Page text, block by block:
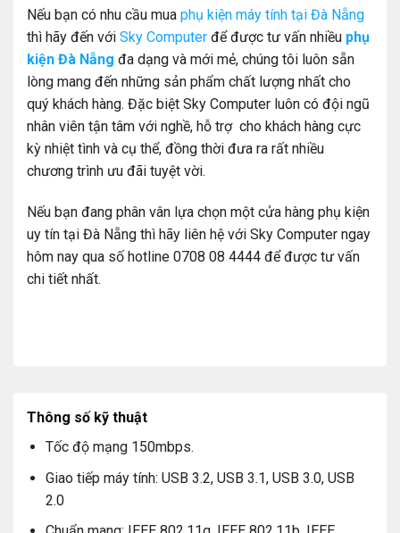
Nếu bạn có nhu cầu mua phụ kiện máy tính tại Đà Nẵng
thì hãy đến với Sky Computer để được tư vấn nhiều phụ
kiện Đà Nẵng đa dạng và mới mẻ, chúng tôi luôn sẵn
lòng mang đến những sản phẩm chất lượng nhất cho
quý khách hàng. Đặc biệt Sky Computer luôn có đội ngũ
nhân viên tận tâm với nghề, hỗ trợ cho khách hàng cực
kỳ nhiệt tình và cụ thể, đồng thời đưa ra rất nhiều
chương trình ưu đãi tuyệt vời.
Nếu bạn đang phân vân lựa chọn một cửa hàng phụ kiện
uy tín tại Đà Nẵng thì hãy liên hệ với Sky Computer ngay
hôm nay qua số hotline 0708 08 4444 để được tư vấn
chi tiết nhất.
Thông số kỹ thuật
Tốc độ mạng 150mbps.
Giao tiếp máy tính: USB 3.2, USB 3.1, USB 3.0, USB
2.0